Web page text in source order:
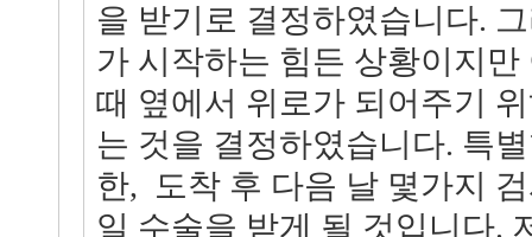
을 받기로 결정하였습니다.
가 시작하는 힘든 상황이지
때 옆에서 위로가 되어주기
는 것을 결정하였습니다. 특
한, 도착 후 다음 날 몇가지
일 수술을 받게 될 것입니다.